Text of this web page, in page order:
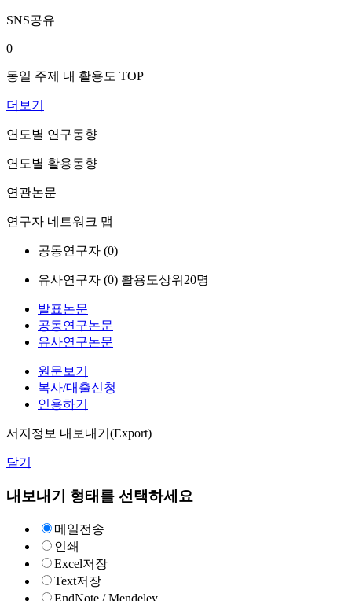
SNS공유
0
동일 주제 내 활용도 TOP
더보기
연도별 연구동향
연도별 활용동향
연관논문
연구자 네트워크 맵
공동연구자 (0)
유사연구자 (0) 활용도상위20명
발표논문
공동연구논문
유사연구논문
원문보기
복사/대출신청
인용하기
서지정보 내보내기(Export)
닫기
내보내기 형태를 선택하세요
메일전송
인쇄
Excel저장
Text저장